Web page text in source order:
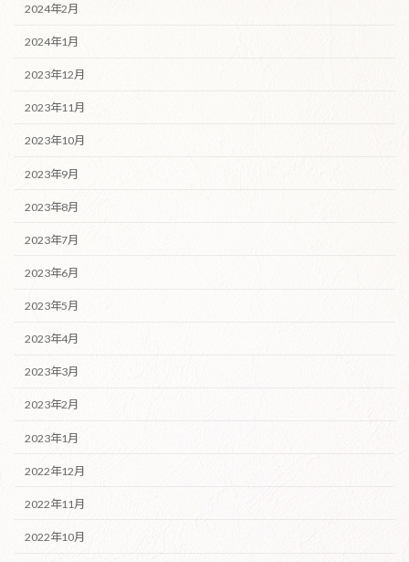
2024年2月
2024年1月
2023年12月
2023年11月
2023年10月
2023年9月
2023年8月
2023年7月
2023年6月
2023年5月
2023年4月
2023年3月
2023年2月
2023年1月
2022年12月
2022年11月
2022年10月